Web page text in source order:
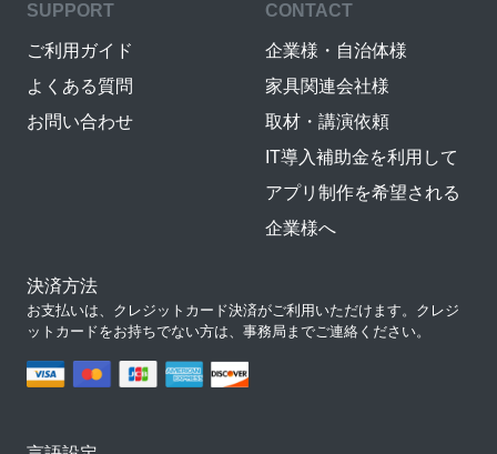
SUPPORT
ご利用ガイド
よくある質問
お問い合わせ
CONTACT
企業様・自治体様
家具関連会社様
取材・講演依頼
IT導入補助金を利用して
アプリ制作を希望される
企業様へ
決済方法
お支払いは、クレジットカード決済がご利用いただけます。クレジ
ットカードをお持ちでない方は、事務局までご連絡ください。